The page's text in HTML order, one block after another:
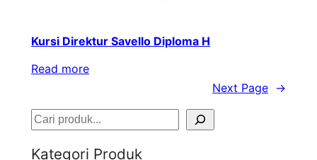
Kursi Direktur Savello Diploma H
Read more
Next Page →
S
Kategori Produk